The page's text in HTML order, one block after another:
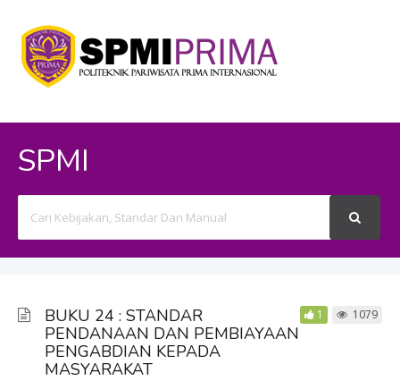
SPMI
For
BUKU 24 : STANDAR
PENDANAAN DAN PEMBIAYAAN
PENGABDIAN KEPADA
MASYARAKAT
1 1079